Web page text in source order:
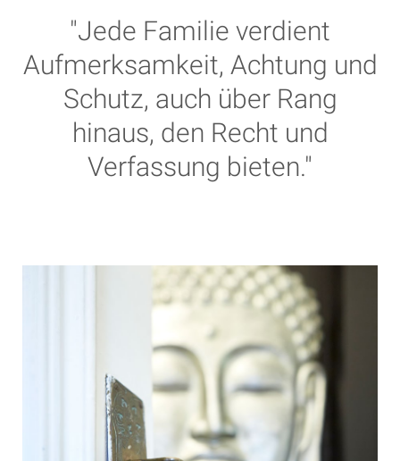
"Jede Familie verdient
Aufmerksamkeit, Achtung und
Schutz, auch über Rang
hinaus, den Recht und
Verfassung bieten."